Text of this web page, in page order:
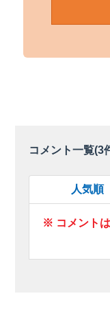
コメント一覧(3
人気順
※ コメント